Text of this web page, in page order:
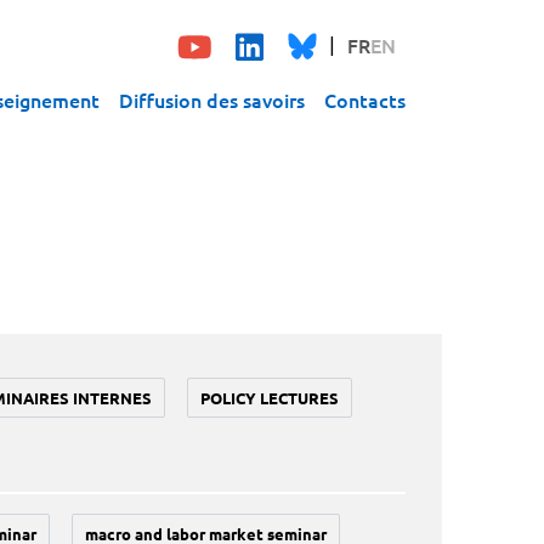
FREN
Diffusion des savoirs Contacts
INTERNES POLICY LECTURES
macro and labor market seminar